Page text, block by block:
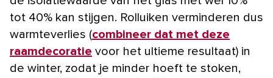
tot 40% kan stijgen. Rolluiken verminderen dus
warmteverlies (combineer dat met deze
raamdecoratie voor het ultieme resultaat) in
de winter, zodat je minder hoeft te stoken,